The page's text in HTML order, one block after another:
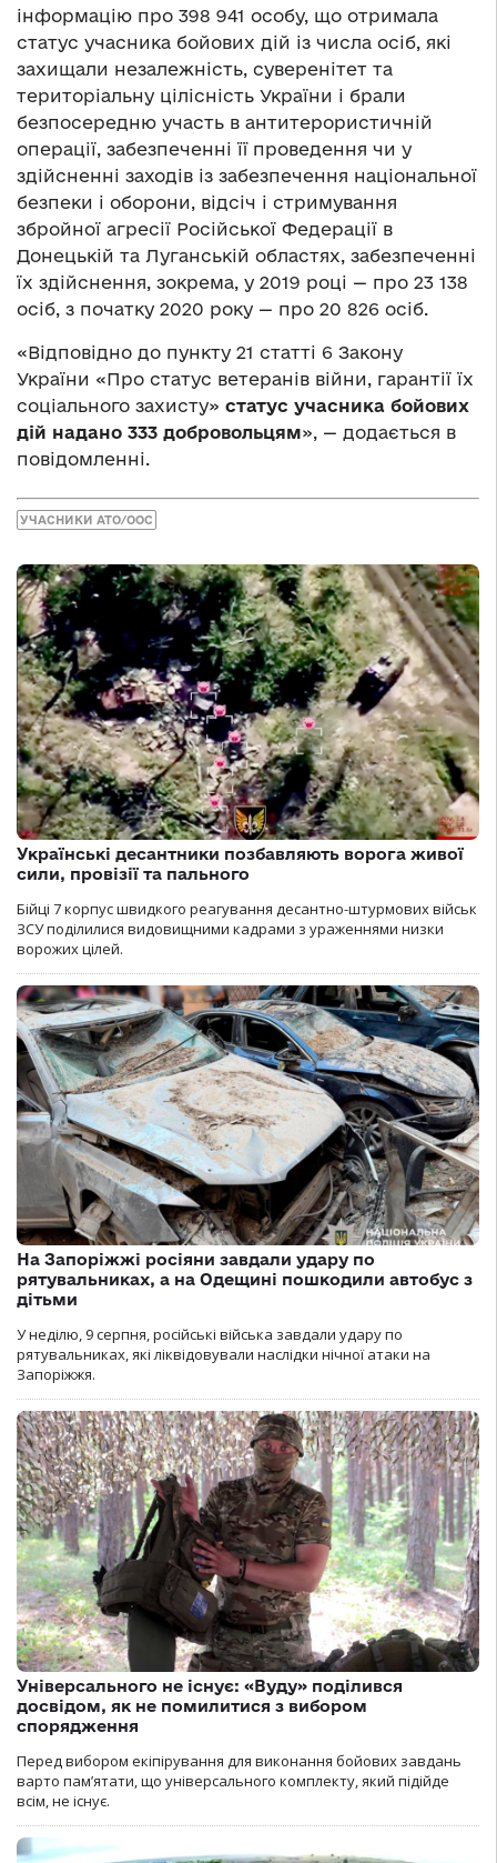
інформацію про 398 941 особу, що отримала
статус учасника бойових дій із числа осіб, які
захищали незалежність, суверенітет та
територіальну цілісність України і брали
безпосередню участь в антитерористичній
операції, забезпеченні її проведення чи у
здійсненні заходів із забезпечення національної
безпеки і оборони, відсіч і стримування
збройної агресії Російської Федерації в
Донецькій та Луганській областях, забезпеченні
їх здійснення, зокрема, у 2019 році — про 23 138
осіб, з початку 2020 року — про 20 826 осіб.
«Відповідно до пункту 21 статті 6 Закону
України «Про статус ветеранів війни, гарантії їх
соціального захисту» статус учасника бойових
дій надано 333 добровольцям», — додається в
повідомленні.
УЧАСНИКИ АТО/ООС
Українські десантники позбавляють ворога живої
сили, провізії та пального
Бійці 7 корпус швидкого реагування десантно-штурмових військ
ЗСУ поділилися видовищними кадрами з ураженнями низки
ворожих цілей.
На Запоріжжі росіяни завдали удару по
рятувальниках, а на Одещині пошкодили автобус з
дітьми
У неділю, 9 серпня, російські війська завдали удару по
рятувальниках, які ліквідовували наслідки нічної атаки на
Запоріжжя.
Універсального не існує: «Вуду» поділився
досвідом, як не помилитися з вибором
спорядження
Перед вибором екіпірування для виконання бойових завдань
варто пам’ятати, що універсального комплекту, який підійде
всім, не існує.